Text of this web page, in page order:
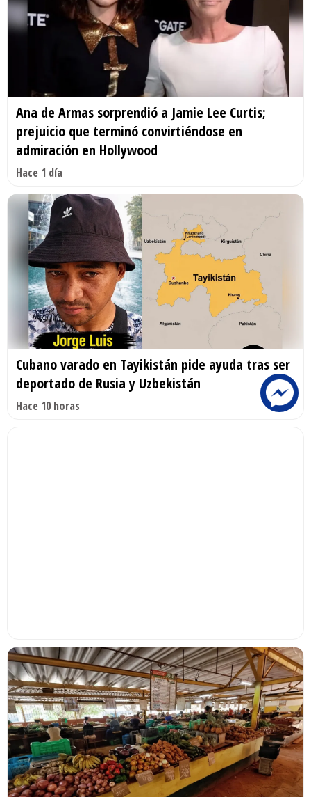
Ana de Armas sorprendió a Jamie Lee Curtis;
prejuicio que terminó convirtiéndose en
admiración en Hollywood
Hace 1 día
Cubano varado en Tayikistán pide ayuda tras ser
deportado de Rusia y Uzbekistán
Hace 10 horas